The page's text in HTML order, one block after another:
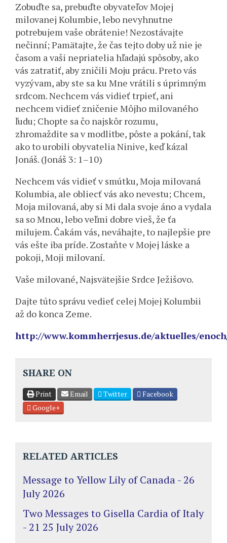
Zobuďte sa, prebuďte obyvateľov Mojej
milovanej Kolumbie, lebo nevyhnutne
potrebujem vaše obrátenie! Nezostávajte
nečinní; Pamätajte, že čas tejto doby už nie je
časom a vaši nepriatelia hľadajú spôsoby, ako
vás zatratiť, aby zničili Moju prácu. Preto vás
vyzývam, aby ste sa ku Mne vrátili s úprimným
srdcom. Nechcem vás vidieť trpieť, ani
nechcem vidieť zničenie Môjho milovaného
ľudu; Chopte sa čo najskôr rozumu,
zhromaždite sa v modlitbe, pôste a pokání, tak
ako to urobili obyvatelia Ninive, keď kázal
Jonáš. (Jonáš 3: 1–10)
Nechcem vás vidieť v smútku, Moja milovaná
Kolumbia, ale obliecť vás ako nevestu; Chcem,
Moja milovaná, aby si Mi dala svoje áno a vydala
sa so Mnou, lebo veľmi dobre vieš, že ťa
milujem. Čakám vás, neváhajte, to najlepšie pre
vás ešte iba príde. Zostaňte v Mojej láske a
pokoji, Moji milovaní.
Vaše milované, Najsvätejšie Srdce Ježišovo.
Dajte túto správu vedieť celej Mojej Kolumbii
až do konca Zeme.
http://www.kommherrjesus.de/aktuelles/
SHARE ON
Print Email Twitter
Facebook
Google+
RELATED ARTICLES
Message to Yellow Lily of Canada - 26
July 2026
Two Messages to Gisella Cardia of Italy
- 21 25 July 2026